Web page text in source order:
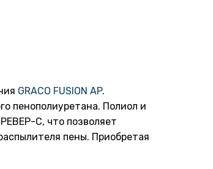
GRACO FUSION AP.
пенополиуретана. Полиол и
С, что позволяет
пены. Приобретая